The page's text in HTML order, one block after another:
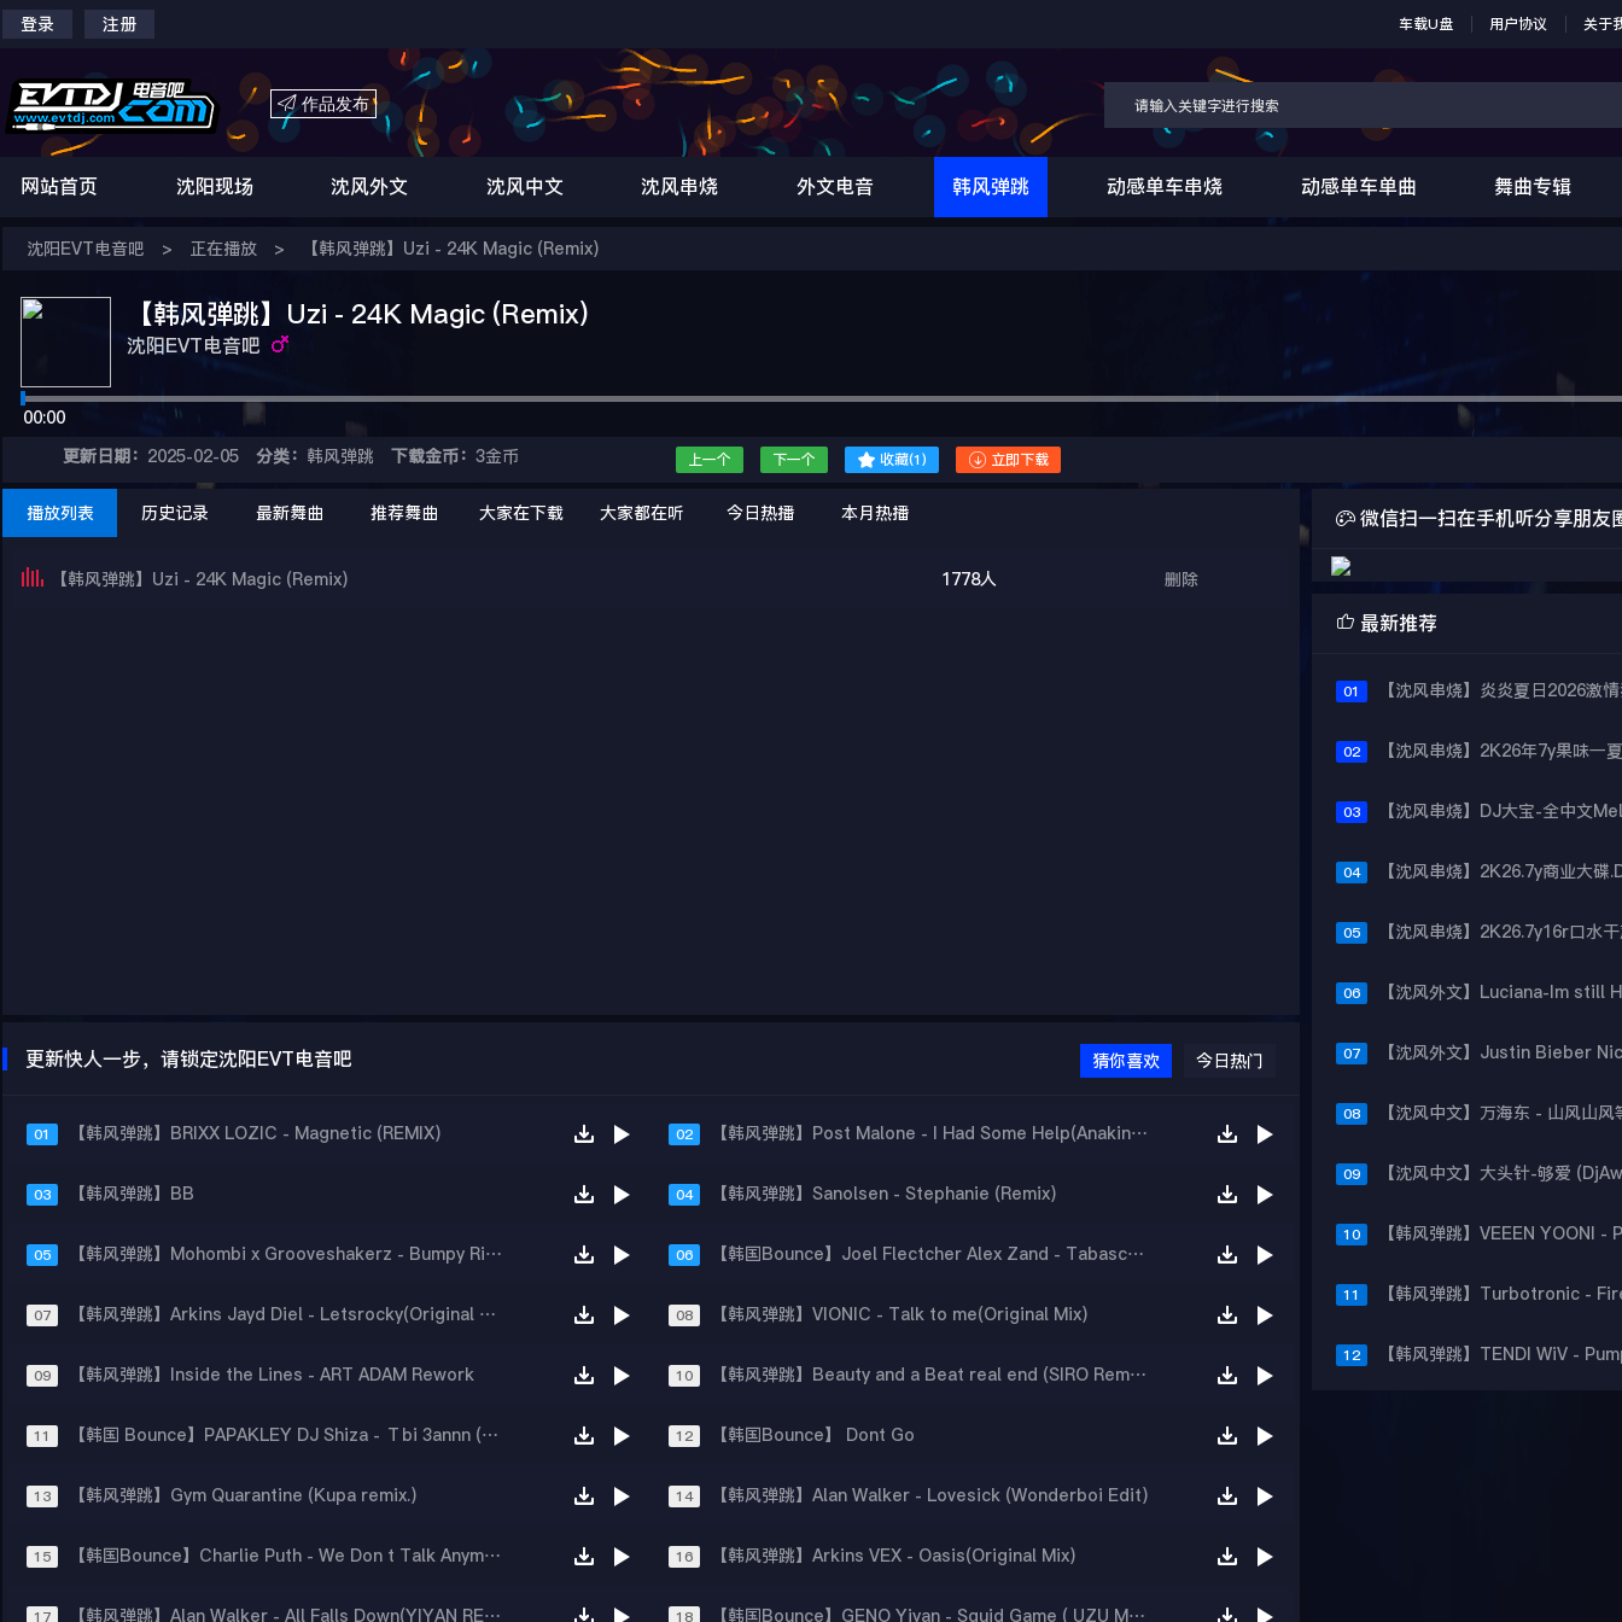
登录 注册 车载U盘 用户协议 关于
作品发布
网站首页 沈阳现场 沈风外文 沈风中文 沈风串烧 外文电音 韩风弹跳 动感单车串烧 动感单车单曲 舞曲专辑
沈阳EVT电音吧 > 正在播放 > 【韩风弹跳】Uzi - 24K Magic (Remix)
【韩风弹跳】Uzi - 24K Magic (Remix)
沈阳EVT电音吧
00:00
更新日期： 2025-02-05 分类： 韩风弹跳 下载金币：3金币 上一个 下一个  收藏(1)  立即下载
播放列表 历史记录 最新舞曲 推荐舞曲 大家在下载 大家都在听 今日热播 本月热播
【韩风弹跳】Uzi - 24K Magic (Remix) 1778人 删除
更新快人一步，请锁定沈阳EVT电音吧 猜你喜欢 今日热门
01 【韩风弹跳】BRIXX LOZIC - Magnetic (REMIX) 02 【韩风弹跳】Post Malone - I Had Some Help(Anakin Remix)
03 【韩风弹跳】BB 04 【韩风弹跳】Sanolsen - Stephanie (Remix)
05 【韩风弹跳】Mohombi x Grooveshakerz - Bumpy Ride (BAO Bootleg) 06 【韩国Bounce】Joel Flectcher Alex Zand - Tabasco (DJ FLAKO Edit)
07 【韩风弹跳】Arkins Jayd Diel - Letsrocky(Original Mix) 08 【韩风弹跳】VIONIC - Talk to me(Original Mix)
09 【韩风弹跳】Inside the Lines - ART ADAM Rework 10 【韩风弹跳】Beauty and a Beat real end (SIRO Remix)
11 【韩国 Bounce】PAPAKLEY DJ Shiza - Тbi 3annn (DJ FLAKO Rework) 12 【韩国Bounce】 Dont Go
13 【韩风弹跳】Gym Quarantine (Kupa remix.) 14 【韩风弹跳】Alan Walker - Lovesick (Wonderboi Edit)
15 【韩国Bounce】Charlie Puth - We Don t Talk Anymore (L2K Remix) 16 【韩风弹跳】Arkins VEX - Oasis(Original Mix)
17 【韩风弹跳】Alan Walker - All Falls Down(YIYAN REMIX) 18 【韩国Bounce】GENO Yiyan - Squid Game ( UZU MIX)
微信扫一扫在手机听分享朋友
 最新推荐
01
02
03
04
05
06
07
08
09
10
11
12